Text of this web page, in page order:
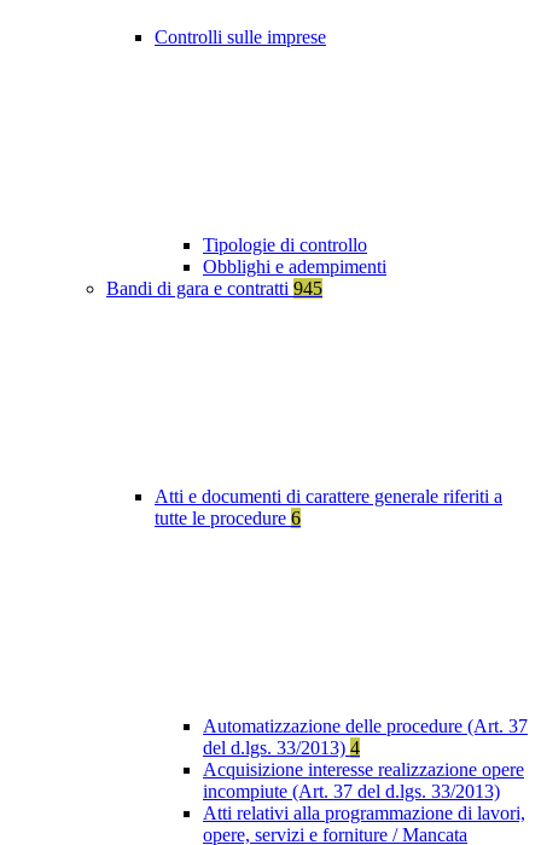
Controlli sulle imprese
Tipologie di controllo
Obblighi e adempimenti
Bandi di gara e contratti 945
Atti e documenti di carattere generale riferiti a
tutte le procedure 6
Automatizzazione delle procedure (Art. 37
del d.lgs. 33/2013) 4
Acquisizione interesse realizzazione opere
incompiute (Art. 37 del d.lgs. 33/2013)
Atti relativi alla programmazione di lavori,
opere, servizi e forniture / Mancata